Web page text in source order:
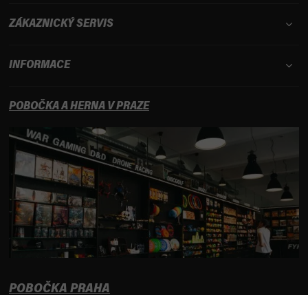
ZÁKAZNICKÝ SERVIS
INFORMACE
POBOČKA A HERNA V PRAZE
POBOČKA PRAHA